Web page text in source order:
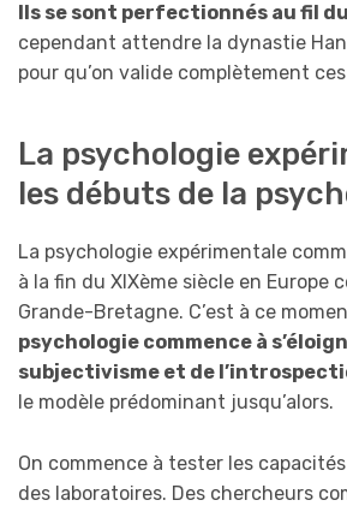
Ils se sont perfectionnés au fil
cependant attendre la dynastie
pour qu’on valide complètement
La psychologie
les débuts de la
La psychologie expérimentale
à la fin du XIXème siècle en Europe
Grande-Bretagne. C’est à ce
psychologie commence à
subjectivisme et de
le modèle prédominant jusqu’alors.
On commence à tester les
des laboratoires. Des chercheurs